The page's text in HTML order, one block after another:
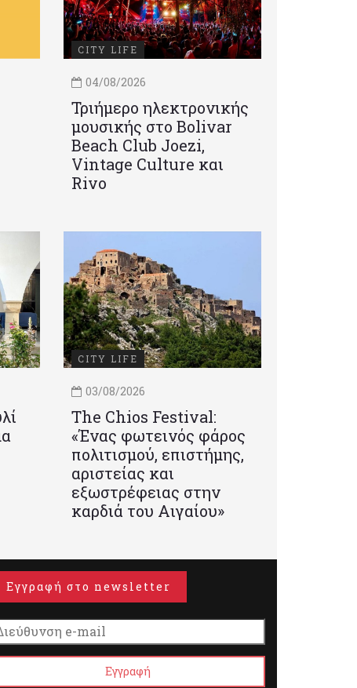
CITY LIFE
04/08/2026
Τριήμερο ηλεκτρονικής
μουσικής στο Bolivar
Beach Club Joezi,
Vintage Culture και
Rivo
CITY LIFE
03/08/2026
Τhe Chios Festival:
«Ένας φωτεινός φάρος
πολιτισμού, επιστήμης,
αριστείας και
εξωστρέφειας στην
καρδιά του Αιγαίου»
Εγγραφή στο newsletter